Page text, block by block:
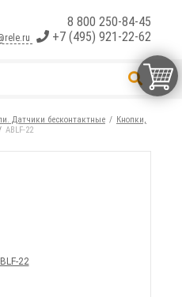
8 800 250-84-45
+7 (495) 921-22-62
Датчики бесконтактные
Кнопки,
ABLF-22